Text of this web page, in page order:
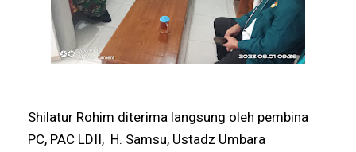
Shilatur Rohim diterima langsung oleh pembina
PC, PAC LDII, H. Samsu, Ustadz Umbara